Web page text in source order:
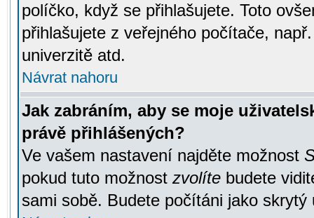
políčko, když se přihlašujete. Toto
přihlašujete z veřejného počítače,
univerzitě atd.
Návrat nahoru
Jak zabráním, aby se moje
právě přihlášených?
Ve vašem nastavení najděte možnost
pokud tuto možnost zvolíte budete
sami sobě. Budete počítáni jako skrytý